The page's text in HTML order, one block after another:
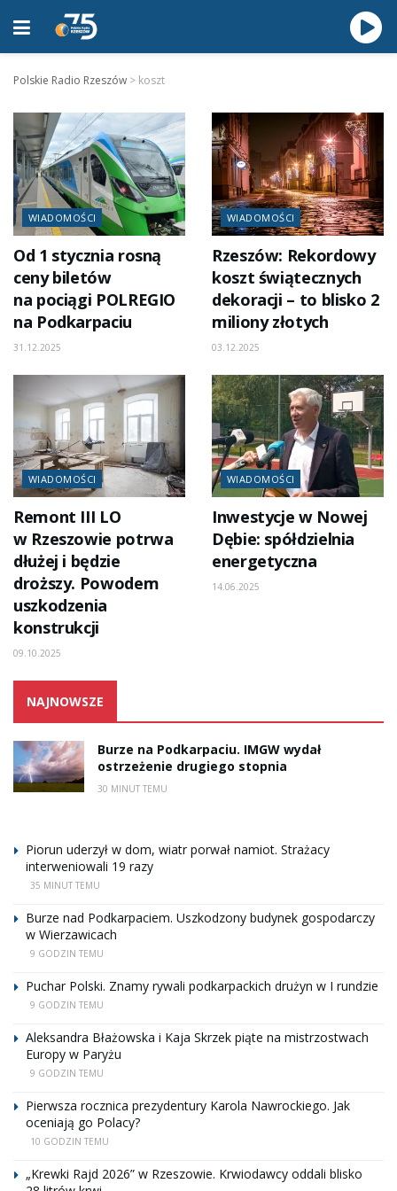
Polskie Radio Rzeszów > koszt
WIADOMOŚCI
Od 1 stycznia rosną
ceny biletów
na pociągi POLREGIO
na Podkarpaciu
31.12.2025
WIADOMOŚCI
Rzeszów: Rekordowy
koszt świątecznych
dekoracji – to blisko 2
miliony złotych
03.12.2025
WIADOMOŚCI
Remont III LO
w Rzeszowie potrwa
dłużej i będzie
droższy. Powodem
uszkodzenia
konstrukcji
09.10.2025
WIADOMOŚCI
Inwestycje w Nowej
Dębie: spółdzielnia
energetyczna
14.06.2025
NAJNOWSZE
Burze na Podkarpaciu. IMGW wydał
ostrzeżenie drugiego stopnia
30 MINUT TEMU
Piorun uderzył w dom, wiatr porwał namiot. Strażacy
interweniowali 19 razy
35 MINUT TEMU
Burze nad Podkarpaciem. Uszkodzony budynek gospodarczy
w Wierzawicach
9 GODZIN TEMU
Puchar Polski. Znamy rywali podkarpackich drużyn w I rundzie
9 GODZIN TEMU
Aleksandra Błażowska i Kaja Skrzek piąte na mistrzostwach
Europy w Paryżu
9 GODZIN TEMU
Pierwsza rocznica prezydentury Karola Nawrockiego. Jak
oceniają go Polacy?
10 GODZIN TEMU
„Krewki Rajd 2026” w Rzeszowie. Krwiodawcy oddali blisko